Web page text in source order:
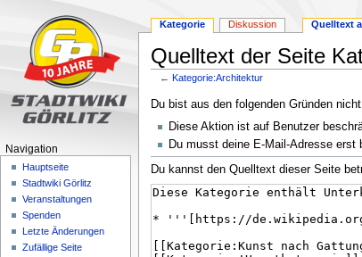
Quelltext der Seite
←Kategorie:Architektur
Zur
Navigation
springen
Zur
Suche
springen
Du bist aus den folgenden Gründen
Diese Aktion ist auf Benutzer
Du musst deine E-Mail-Adresse
Du kannst den Quelltext dieser Seite
Kategorie Diskussion Quelltext
Navigation
Hauptseite
Stadtwiki Görlitz
Veranstaltungen
Spenden
Letzte Änderungen
Zufällige Seite